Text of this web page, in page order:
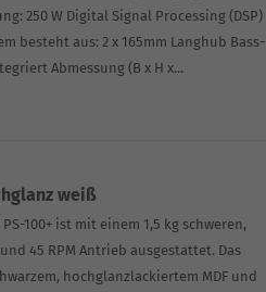
250 W Digital Signal Processing (DSP)
besteht aus: 2 x 165mm Langhub Bass-
Abmessung (B x H x...
weiß
100+ ist mit einem 1,5 kg schweren,
45 RPM Antrieb ausgestattet. Das
hochglanzlackiertem MDF und